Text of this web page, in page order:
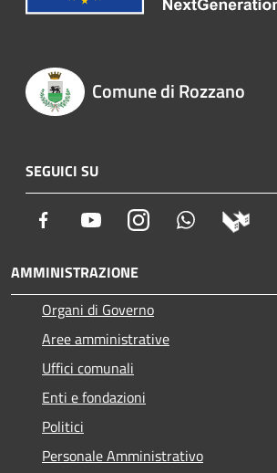
Comune di Rozzano
SEGUICI SU
Facebook YoutubeInstagram Whatsapp
AMMINISTRAZIONE
Organi di Governo
Aree amministrative
Uffici comunali
Enti e fondazioni
Politici
Personale Amministrativo